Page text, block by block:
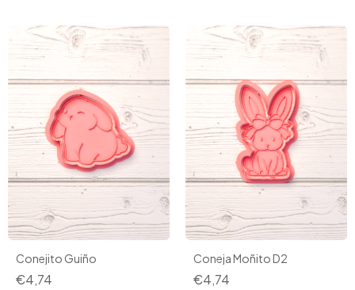
Conejito Guiño
€4,74
Coneja Moñito D2
€4,74